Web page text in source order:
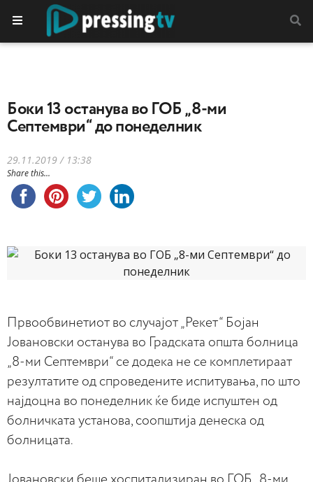
Боки 13 останува во ГОБ „8-ми
Септември“ до понеделник
29.11.2019 / 13:38
Share this...
Првообвинетиот во случајот „Рекет“ Бојан
Јовановски останува во Градската општа болница
„8-ми Септември“ се додека не се комплетираат
резултатите од спроведените испитувања, по што
најдоцна во понеделник ќе биде испуштен од
болничката установа, соопштија денеска од
болницата.